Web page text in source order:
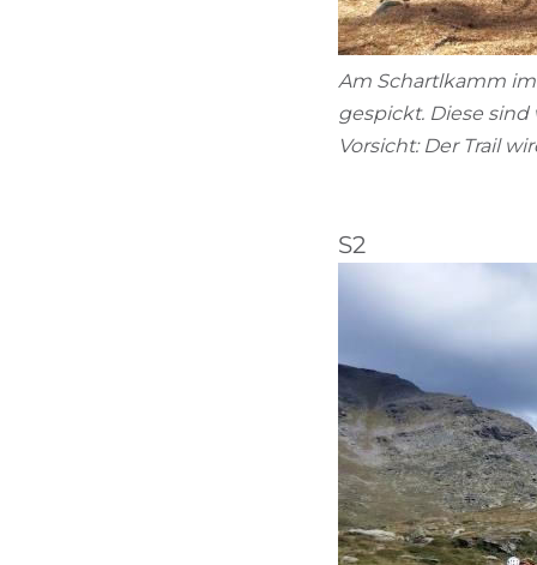
Am Schartlkamm
gespickt. Diese
Vorsicht: Der Trail
S2